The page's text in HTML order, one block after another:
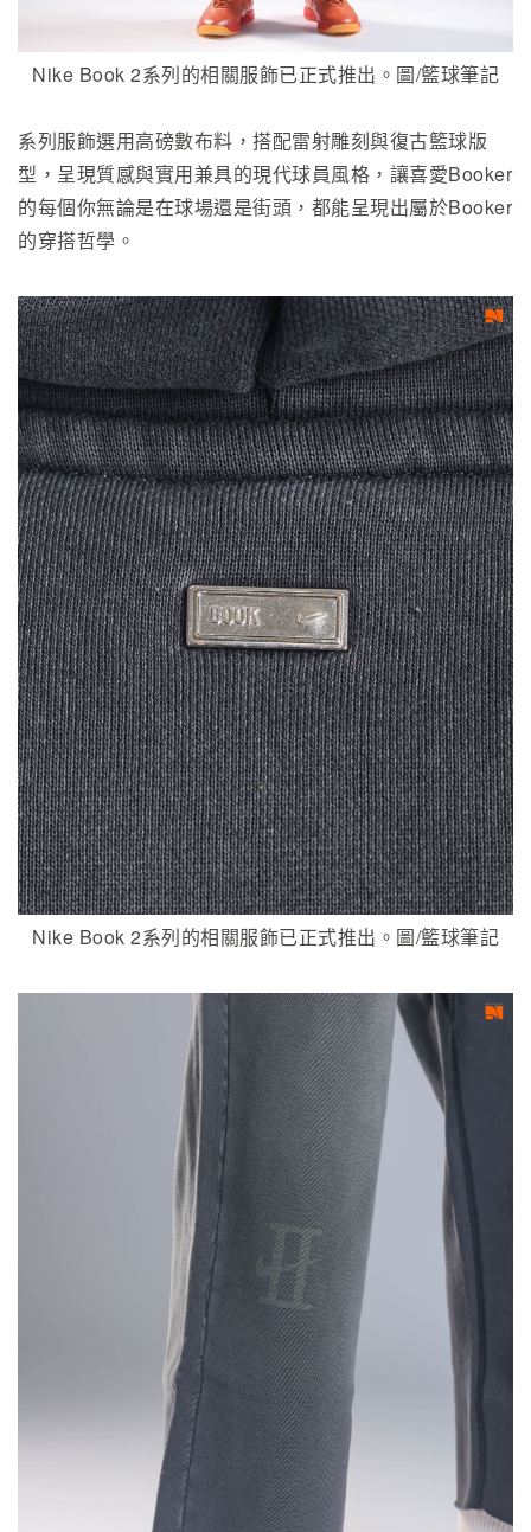
Nike Book 2系列的相關服飾已正式推出。圖/籃球筆記
系列服飾選用高磅數布料，搭配雷射雕刻與復古籃球版
型，呈現質感與實用兼具的現代球員風格，讓喜愛Booker
的每個你無論是在球場還是街頭，都能呈現出屬於Booker
的穿搭哲學。
Nike Book 2系列的相關服飾已正式推出。圖/籃球筆記